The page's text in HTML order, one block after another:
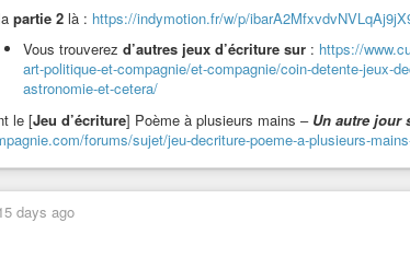
le temps des documents ?
vies animées,
de la pérennité,
à délétère désarmer ?
?
partie 2 là : https://indymotion.fr/w/p/
Vous trouverez d’autres jeux d’écriture sur : https://
art-politique-et-compagnie/et-compagnie/coin-detente-jeux-
astronomie-et-cetera/
le [Jeu d’écriture] Poème à plusieurs mains – Un autre jour
forums/sujet/jeu-decriture-poeme-a-plusieurs-
days ago